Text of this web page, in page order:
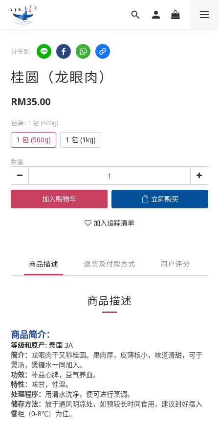
分享到
桂圆（龙眼肉）
RM35.00
包装 : 1 包 (500g)
1 包 (500g) 1 包 (1kg)
数量
加入购物车 立即购买
加入追踪清单
商品描述 送货及付款方式 用户评分
商品描述
商品简介：
等级和原产: 泰国 3A
简介： 龙眼肉干又称桂圆。果肉厚，皮薄核小，味道清甜，可于
煲汤，煲糖水一同加入。
功效： 补益心脾，益气养血。
特性： 味甘，性溫。
处理程序： 用清水洗净，便可进行烹调。
储存方法： 放于通风阴凉处，如预较长时间食用，建议封好摆入
雪柜（0-8℃）为佳。